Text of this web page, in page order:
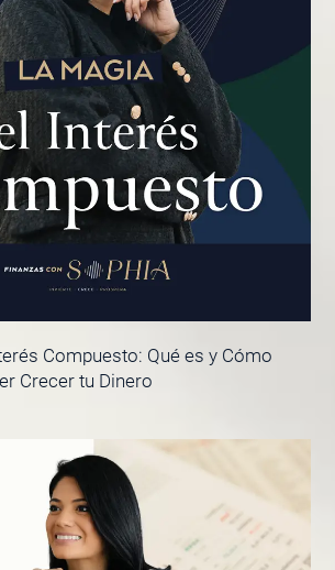
Compuesto: Qué es y Cómo
Crecer tu Dinero